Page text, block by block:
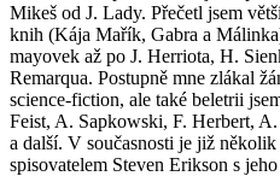
Mikeš od J. Lady. Přečetl jsem
knih (Kája Mařík, Gabra a
mayovek až po J. Herriota, H.
Remarqua. Postupně mne zlákal
science-fiction, ale také beletrii
Feist, A. Sapkowski, F. Herbert,
a další. V současnosti je již
spisovatelem Steven Erikson s